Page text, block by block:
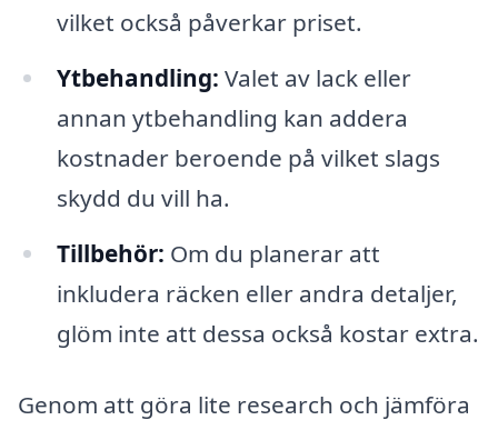
vilket också påverkar priset.
Ytbehandling: Valet av lack eller
annan ytbehandling kan addera
kostnader beroende på vilket slags
skydd du vill ha.
Tillbehör: Om du planerar att
inkludera räcken eller andra detaljer,
glöm inte att dessa också kostar extra.
Genom att göra lite research och jämföra